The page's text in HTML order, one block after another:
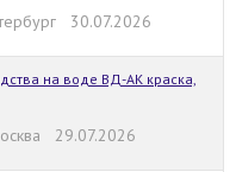
30.07.2026
на воде ВД-АК краска,
29.07.2026